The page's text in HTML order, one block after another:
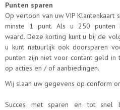
Punten sparen
Op vertoon van uw VIP
minste 1 punt. Als u 250
waard. Deze korting kunt u bij de
u kunt natuurlijk ook doorsparen
punten zijn niet voor contant geld in
op acties en / of aanbiedingen.
Wij slaan uw gegevens op conform
Succes met sparen en tot snel